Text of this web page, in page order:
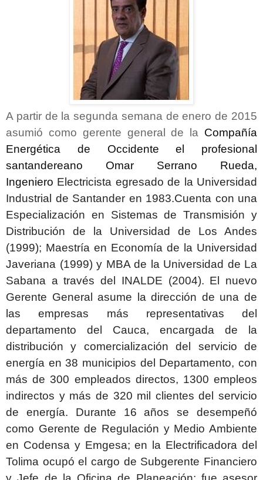
A partir de la segunda semana de enero de 2015
asumió como gerente general de la Compañía
Energética de Occidente el profesional
santandereano Omar Serrano Rueda,
Ingeniero Electricista egresado de la Universidad
Industrial de Santander en 1983.Cuenta con una
Especialización en Sistemas de Transmisión y
Distribución de la Universidad de Los Andes
(1999); Maestría en Economía de la Universidad
Javeriana (1999) y MBA de la Universidad de La
Sabana a través del INALDE (2004). El nuevo
Gerente General asume la dirección de una de
las empresas más representativas del
departamento del Cauca, encargada de la
distribución y comercialización del servicio de
energía en 38 municipios del Departamento, con
más de 300 empleados directos, 1300 empleos
indirectos y más de 320 mil clientes del servicio
de energía. Durante 16 años se desempeñó
como Gerente de Regulación y Medio Ambiente
en Codensa y Emgesa; en la Electrificadora del
Tolima ocupó el cargo de Subgerente Financiero